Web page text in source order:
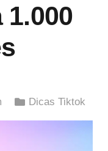
1.000
Dicas Tiktok